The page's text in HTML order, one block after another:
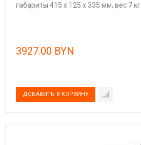
габариты 415 х 125 х 335 мм, вес 7 кг.
3927.00 BYN